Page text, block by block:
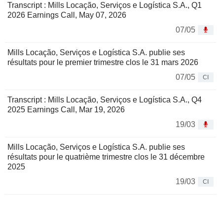
Transcript : Mills Locação, Serviços e Logística S.A., Q1
2026 Earnings Call, May 07, 2026
07/05
Mills Locação, Serviços e Logística S.A. publie ses
résultats pour le premier trimestre clos le 31 mars 2026
07/05
CI
Transcript : Mills Locação, Serviços e Logística S.A., Q4
2025 Earnings Call, Mar 19, 2026
19/03
Mills Locação, Serviços e Logística S.A. publie ses
résultats pour le quatrième trimestre clos le 31 décembre
2025
19/03
CI